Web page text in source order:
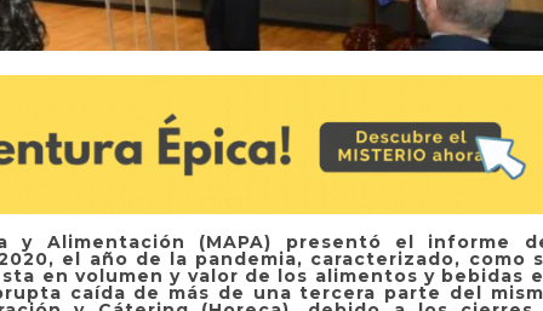
y Alimentación (MAPA) presentó el informe
el año de la pandemia, caracterizado, como
en volumen y valor de los alimentos y bebidas
caída de más de una tercera parte del